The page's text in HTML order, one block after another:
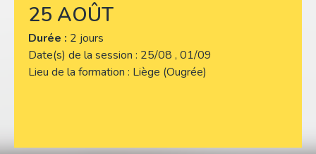
25 AOÛT
Durée : 2 jours
Date(s) de la session 25/08 , 01/09
Lieu de la formation Liège (Ougrée)